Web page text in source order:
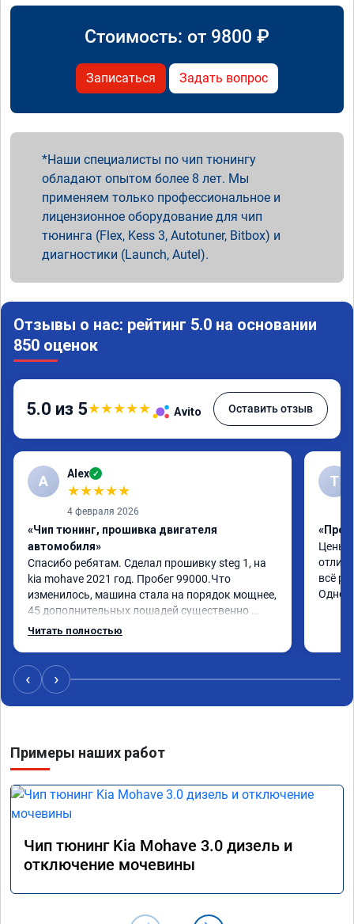
Стоимость: от 9800 ₽
Записаться Задать вопрос
Наши специалисты по чип тюнингу
обладают опытом более 8 лет. Мы
применяем только профессиональное и
лицензионное оборудование для чип
тюнинга (Flex, Kess 3, Autotuner, Bitbox) и
диагностики (Launch, Autel).
Отзывы о нас: рейтинг 5.0 на основании
850 оценок
5.0 из 5★★★★★ Avito Оставить отзыв
A Alex ✓
★★★★★
4 февраля 2026
«Чип тюнинг, прошивка двигателя
автомобиля»
Спасибо ребятам. Сделал прошивку steg 1, на
kia mohave 2021 год. Пробег 99000.Что
изменилось, машина стала на порядок мощнее,
45 дополнительных лошадей существенно
чувствуется и соответственно крутящего
12-12.5. Коробка перестала подпинывать при
наборе скорости. Педаль газа более
отзывчевее. В целом, я очень доволен.!
Читать полностью
Т
Цены
всё
‹ ›
Примеры наших работ
Чип тюнинг Kia Mohave 3.0 дизель и
отключение мочевины